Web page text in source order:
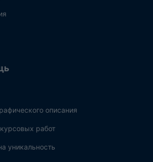
описания
работ
уникальность